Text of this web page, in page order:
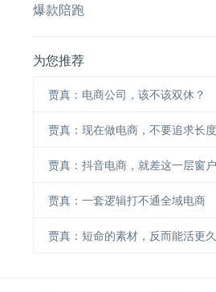
爆款陪跑
为您推荐
贾真：电商公司，该不该双休？
贾真：现在做电商，不要追求长度
贾真：抖音电商，就差这一层窗
贾真：一套逻辑打不通全域电商
贾真：短命的素材，反而能活更久